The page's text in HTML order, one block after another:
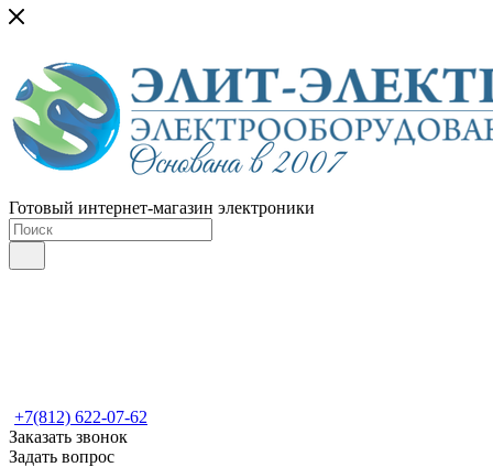
Готовый интернет-магазин электроники
+7(812) 622-07-62
Заказать звонок
Задать вопрос